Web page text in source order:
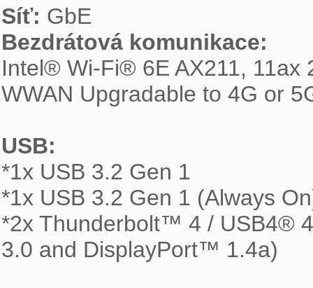
Síť:
Bezdrátová komunikace:
Intel® Wi-Fi® 6E AX211, 11ax
WWAN Upgradable to 4G or
USB:
*1x USB 3.2 Gen 1
*1x USB 3.2 Gen 1 (Always
*2x Thunderbolt™ 4 / USB4®
3.0 and DisplayPort™ 1.4a)